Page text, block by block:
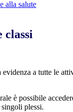
alla salute
classi
evidenza a tutte le
è possibile
plessi.